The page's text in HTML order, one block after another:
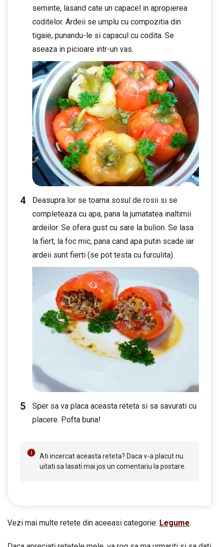
seminte, lasand cate un capacel in apropierea
coditelor. Ardeii se umplu cu compozitia din
tigaie, punandu-le si capacul cu codita. Se
aseaza in picioare intr-un vas.
Deasupra lor se toarna sosul de rosii si se
completeaza cu apa, pana la jumatatea inaltimii
ardeilor. Se ofera gust cu sare la bulion. Se lasa
la fiert, la foc mic, pana cand apa putin scade iar
ardeii sunt fierti (se pot testa cu furculita).
Sper sa va placa aceasta reteta si sa savurati cu
placere. Pofta buna!
Ati incercat aceasta reteta? Daca v-a placut nu
uitati sa lasati mai jos un comentariu la postare.
Vezi mai multe retete din aceeasi categorie: Legume.